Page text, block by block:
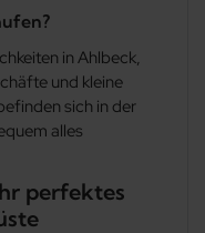
in Ahlbeck,
und kleine
sich in der
alles
perfektes